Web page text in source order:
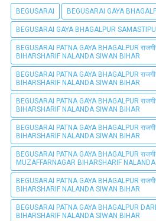
BEGUSARAI BEGUSARAI GAYA
BEGUSARAI GAYA BHAGALPUR
BEGUSARAI PATNA GAYA BHAGALPUR
BIHARSHARIF NALANDA SIWAN BIHAR
BEGUSARAI PATNA GAYA BHAGALPUR
BIHARSHARIF NALANDA SIWAN BIHAR
BEGUSARAI PATNA GAYA BHAGALPUR
BIHARSHARIF NALANDA SIWAN BIHAR
BEGUSARAI PATNA GAYA BHAGALPUR
BIHARSHARIF NALANDA SIWAN BIHAR
BEGUSARAI PATNA GAYA BHAGALPUR
MUZAFFARNAGAR BIHARSHARIF
BEGUSARAI PATNA GAYA BHAGALPUR
BIHARSHARIF NALANDA SIWAN BIHAR
BEGUSARAI PATNA GAYA BHAGALPUR
BIHARSHARIF NALANDA SIWAN BIHAR